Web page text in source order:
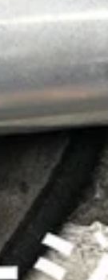
ト点検交換
。 車種 ベンリ110cc
ブレーキシュー交換
多数あります。お客
ました。